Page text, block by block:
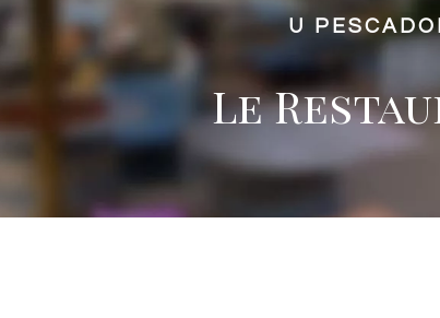
U
Le Re